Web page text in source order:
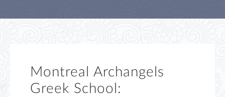
Montreal Archangels
Greek School: